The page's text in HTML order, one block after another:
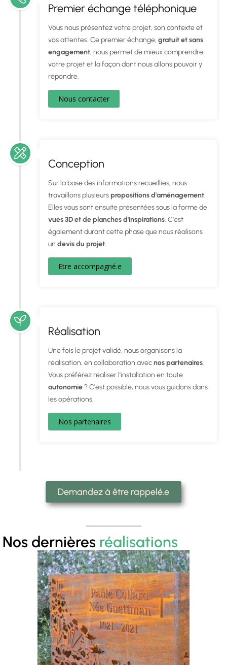
Premier échange téléphonique
Vous nous présentez votre projet, son contexte et
vos attentes. Ce premier échange, gratuit et sans
engagement, nous permet de mieux comprendre
votre projet et la façon dont nous allons pouvoir y
répondre.
Nous contacter
Conception
Sur la base des informations recueillies, nous
travaillons plusieurspropositions d'aménagement.
Elles vous sont ensuite présentées sous la forme de
vues 3D et de planches d'inspirations. C'est
également durant cette phase que nous réalisons
un devis du projet.
Etre accompagné.e
Réalisation
Une fois le projet validé, nous organisons la
réalisation, en collaboration avecnos partenaires.
Vous préférez réaliser l'installation en toute
autonomie? C'est possible, nous vous guidons dans
les opérations.
Nos partenaires
Demandez à être rappelé.e
Nos dernières réalisations